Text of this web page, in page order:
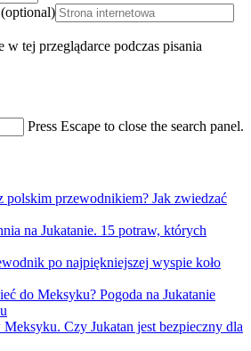
w tej przeglądarce podczas pisania
Press Escape to close the search panel.
polskim przewodnikiem? Jak zwiedzać
na Jukatanie. 15 potraw, których
po najpiękniejszej wyspie koło
do Meksyku? Pogoda na Jukatanie
Czy Jukatan jest bezpieczny dla